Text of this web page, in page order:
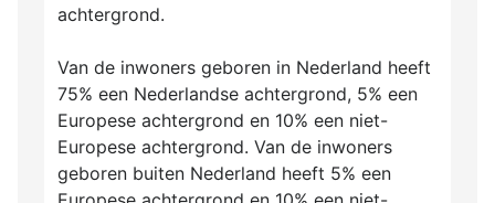
achtergrond.
Van de inwoners geboren in Nederland heeft
75% een Nederlandse achtergrond, 5% een
Europese achtergrond en 10% een niet-
Europese achtergrond. Van de inwoners
geboren buiten Nederland heeft 5% een